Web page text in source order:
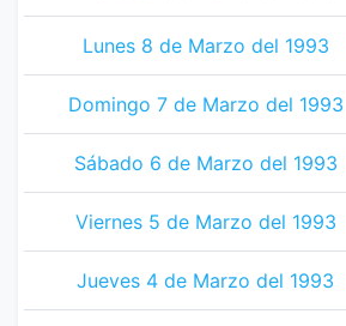
Lunes 8 de Marzo del 1993
Domingo 7 de Marzo del 1993
Sábado 6 de Marzo del 1993
Viernes 5 de Marzo del 1993
Jueves 4 de Marzo del 1993